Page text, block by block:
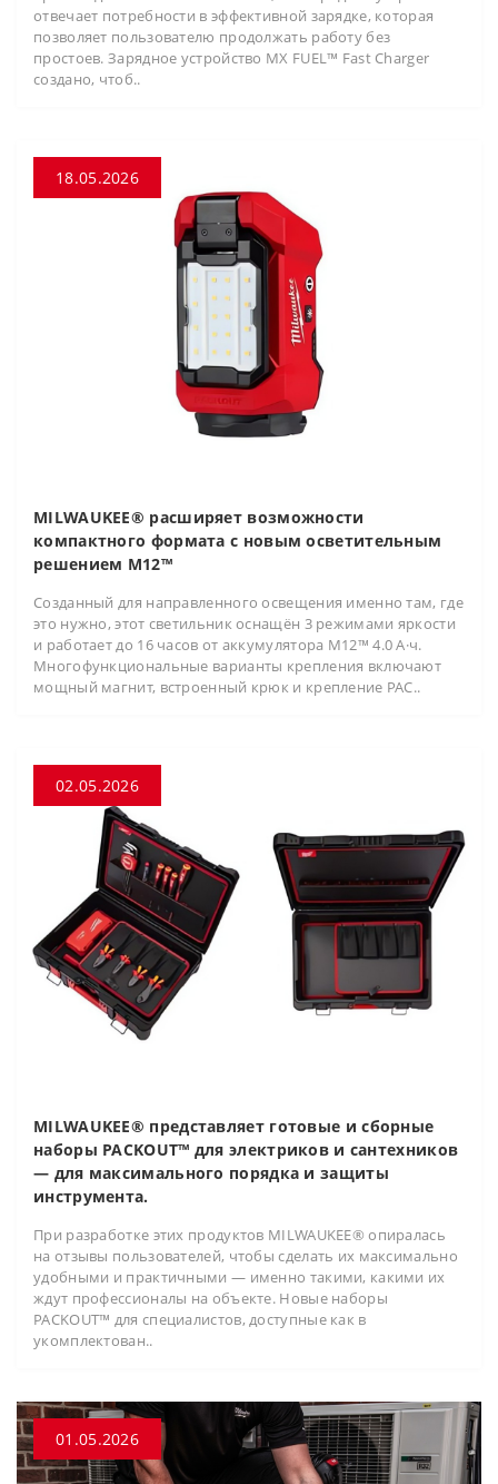
отвечает потребности в эффективной зарядке, которая
позволяет пользователю продолжать работу без
простоев. Зарядное устройство MX FUEL™ Fast Charger
создано, чтоб..
18.05.2026
MILWAUKEE® расширяет возможности
компактного формата с новым осветительным
решением M12™
Созданный для направленного освещения именно там, где
это нужно, этот светильник оснащён 3 режимами яркости
и работает до 16 часов от аккумулятора M12™ 4.0 А·ч.
Многофункциональные варианты крепления включают
мощный магнит, встроенный крюк и крепление PAC..
02.05.2026
MILWAUKEE® представляет готовые и сборные
наборы PACKOUT™ для электриков и сантехников
— для максимального порядка и защиты
инструмента.
При разработке этих продуктов MILWAUKEE® опиралась
на отзывы пользователей, чтобы сделать их максимально
удобными и практичными — именно такими, какими их
ждут профессионалы на объекте. Новые наборы
PACKOUT™ для специалистов, доступные как в
укомплектован..
01.05.2026